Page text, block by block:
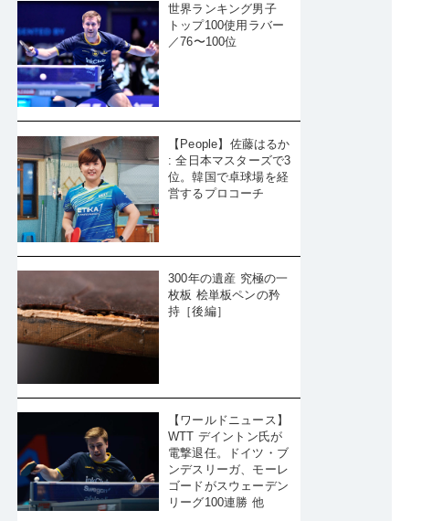
世界ランキング男子
トップ100使用ラバー
／76〜100位
【People】佐藤はるか
: 全日本マスターズで3
位。韓国で卓球場を経
営するプロコーチ
300年の遺産 究極の一
枚板 桧単板ペンの矜
持［後編］
【ワールドニュース】
WTT デイントン氏が
電撃退任。ドイツ・ブ
ンデスリーガ、モーレ
ゴードがスウェーデン
リーグ100連勝 他